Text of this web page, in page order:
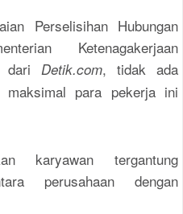
Perselisihan Hubungan
Ketenagakerjaan
dari Detik.com, tidak ada
para pekerja ini
karyawan tergantung
perusahaan dengan